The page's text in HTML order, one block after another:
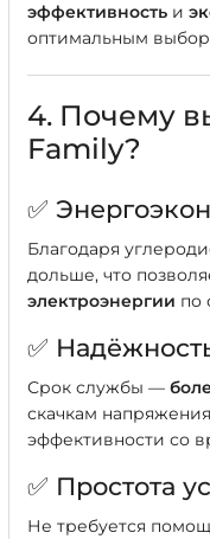
эффективность и
оптимальным
4. Почему
Family?
✅
Благодаря
дольше, что
электроэнергии по
✅
Срок службы —
скачкам
эффективности со
✅ Простота
Не требуется